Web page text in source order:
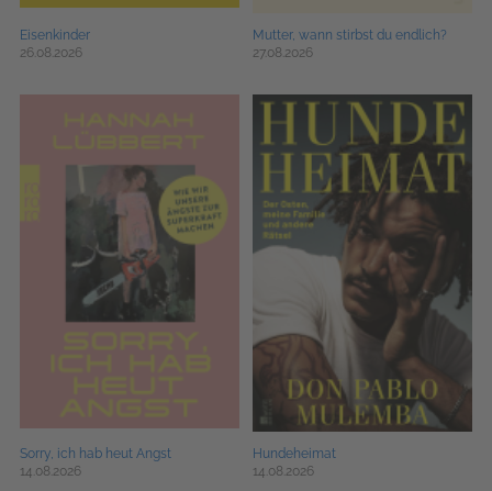
Eisenkinder
26.08.2026
Mutter, wann stirbst du endlich?
27.08.2026
Sorry, ich hab heut Angst
14.08.2026
Hundeheimat
14.08.2026